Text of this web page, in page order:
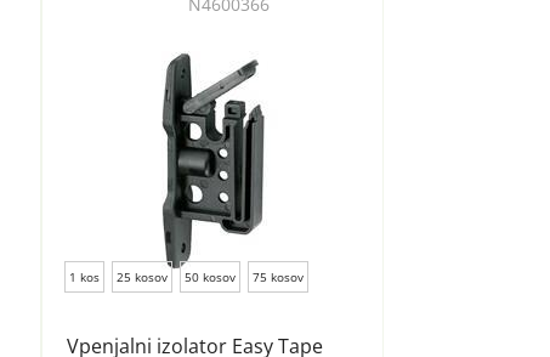
1 kos 25 kosov 50 kosov 75 kosov
Vpenjalni izolator Easy Tape